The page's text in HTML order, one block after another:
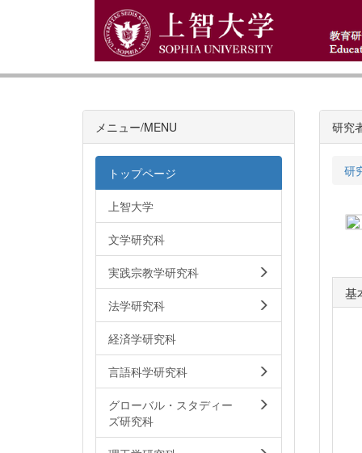
研究
研
基
メニュー/MENU
トップページ
上智大学
文学研究科
実践宗教学研究科
法学研究科
経済学研究科
言語科学研究科
グローバル・スタディー
ズ研究科